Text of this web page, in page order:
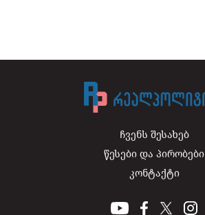
ჩვენს შესახებ
წესები და პირობები
კონტაქტი